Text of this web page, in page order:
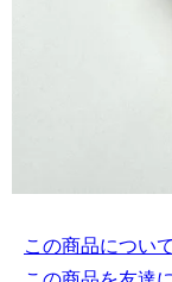
この商品につい